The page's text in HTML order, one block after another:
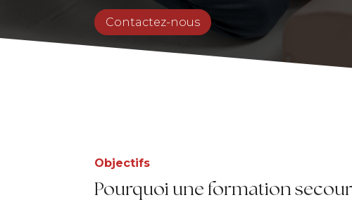
Contactez-nous
Objectifs
Pourquoi une formation